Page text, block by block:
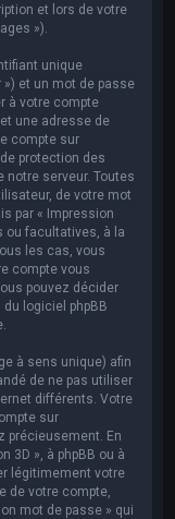
et lors de votre
»).
unique
») et un mot de passe
à votre compte
une adresse de
compte sur
protection des
notre serveur. Toutes
de votre mot
par « Impression
ou facultatives, à la
les cas, vous
compte vous
pouvez décider
logiciel phpBB
à sens unique) afin
de ne pas utiliser
différents. Votre
sur
précieusement. En
3D », à phpBB ou à
légitimement votre
de votre compte,
mot de passe » qui